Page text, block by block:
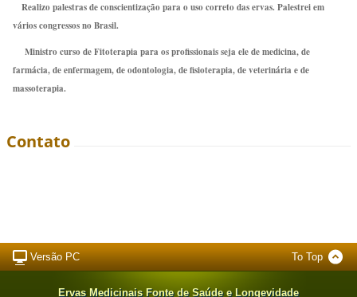
Realizo palestras de conscientização para o uso correto das ervas. Palestrei em
vários congressos no Brasil.
Ministro curso de Fitoterapia para os profissionais seja ele de medicina, de
farmácia, de enfermagem, de odontologia, de fisioterapia, de veterinária e de
massoterapia.
Contato
Versão PC To Top
Ervas Medicinais Fonte de Saúde e Longevidade